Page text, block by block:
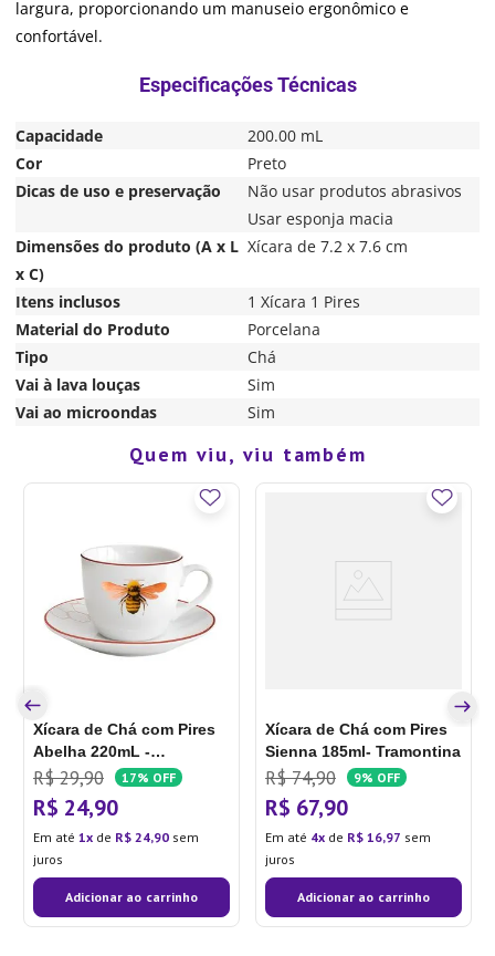
largura, proporcionando um manuseio ergonômico e
confortável.
Capacidade
200.00 mL
Cor
Preto
Dicas de uso e preservação
Não usar produtos abrasivos
Usar esponja macia
Dimensões do produto (A x L
x C)
Xícara de 7.2 x 7.6 cm
Itens inclusos
1 Xícara 1 Pires
Material do Produto
Porcelana
Tipo
Chá
Vai à lava louças
Sim
Vai ao microondas
Sim
Quem viu, viu também
Xícara de Chá com Pires
Abelha 220mL -
L'Hermitage
R$ 29,90 17% OFF
R$ 24,90
Em até 1 de R$ 24,90 sem
juros
Adicionar ao carrinho
Xícara de Chá com Pires
Sienna 185ml- Tramontina
R$ 74,90 9% OFF
R$ 67,90
Em até 4 de R$ 16,97 sem
juros
Adicionar ao carrinho